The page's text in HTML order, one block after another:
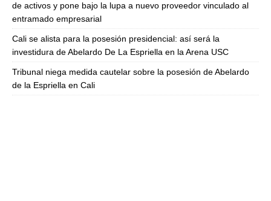
de activos y pone bajo la lupa a nuevo proveedor vinculado al
entramado empresarial
Cali se alista para la posesión presidencial: así será la
investidura de Abelardo De La Espriella en la Arena USC
Tribunal niega medida cautelar sobre la posesión de Abelardo
de la Espriella en Cali